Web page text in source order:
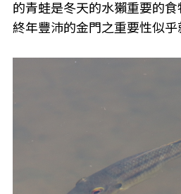
的青蛙是冬天的水獺重要的
終年豐沛的金門之重要性似乎